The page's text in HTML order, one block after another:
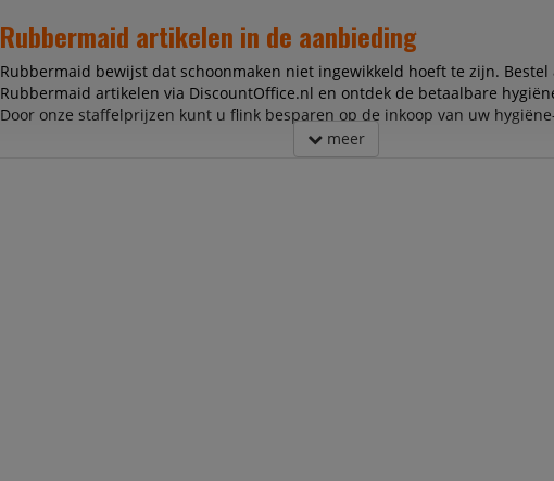
Rubbermaid artikelen in de aanbieding
Rubbermaid bewijst dat schoonmaken niet ingewikkeld hoeft te zijn. Bestel
Rubbermaid artikelen via DiscountOffice.nl en ontdek de betaalbare
Door onze staffelprijzen kunt u flink besparen op de inkoop van uw
meer